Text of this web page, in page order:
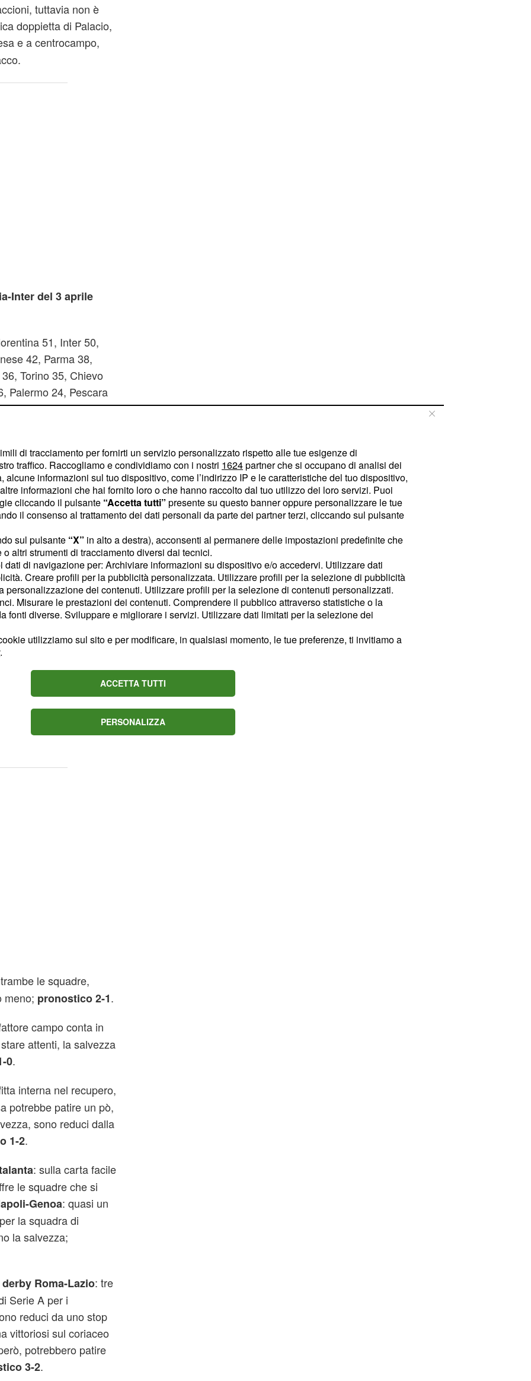
tuttavia non è
doppietta di Palacio,
e a centrocampo,
Inter del 3 aprile
51, Inter 50,
42, Parma 38,
Torino 35, Chievo
Palermo 24, Pescara
del
31esima giornata
Pescara: varie
il Bayern Monaco,
alla sorpresa:
aBologna-Torino,
essere utile per
Milan: uno dei due big
a qualsiasi
seriamente il
: la squadra di casa si
le squadre,
meno; pronostico 2-1.
campo conta in
attenti, la salvezza
0.
interna nel recupero,
potrebbe patire un pò,
sono reduci dalla
1-2.
: sulla carta facile
le squadre che si
Genoa: quasi un
la squadra di
la salvezza;
derby Roma-Lazio: tre
Serie A per i
reduci da uno stop
vittoriosi sul coriaceo
potrebbero patire
3-2.
di tracciamento per fornirti un servizio personalizzato rispetto alle tue esigenze di
traffico. Raccogliamo e condividiamo con i nostri 1624partner che si occupano di analisi dei
informazioni sul tuo dispositivo, come l’indirizzo IP e le caratteristiche del tuo dispositivo,
informazioni che hai fornito loro o che hanno raccolto dal tuo utilizzo dei loro servizi. Puoi
cliccando il pulsante “Accetta tutti” presente su questo banner oppure personalizzare le tue
il consenso al trattamento dei dati personali da parte dei partner terzi, cliccando sul pulsante
sul pulsante “X” in alto a destra), acconsenti al permanere delle impostazioni predefinite che
altri strumenti di tracciamento diversi dai tecnici.
dati di navigazione per: Archiviare informazioni su dispositivo e/o accedervi. Utilizzare dati
Creare profili per la pubblicità personalizzata. Utilizzare profili per la selezione di pubblicità
personalizzazione dei contenuti. Utilizzare profili per la selezione di contenuti personalizzati.
Misurare le prestazioni dei contenuti. Comprendere il pubblico attraverso statistiche o la
fonti diverse. Sviluppare e migliorare i servizi. Utilizzare dati limitati per la selezione dei
utilizziamo sul sito e per modificare, in qualsiasi momento, le tue preferenze, ti invitiamo a
.
ACCETTA TUTTI
PERSONALIZZA